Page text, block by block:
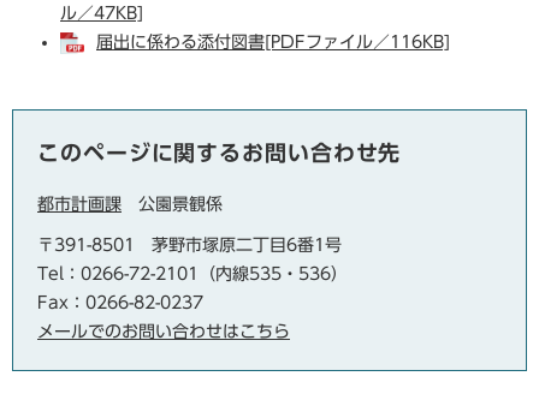
ル／47KB]
届出に係わる添付図書[PDFファイル／116KB]
このページに関するお問い合わせ先
都市計画課 公園景観係
〒391-8501
茅野市塚原二丁目6番1号
Tel：0266-72-2101（内線535・536）
Fax：0266-82-0237
メールでのお問い合わせはこちら